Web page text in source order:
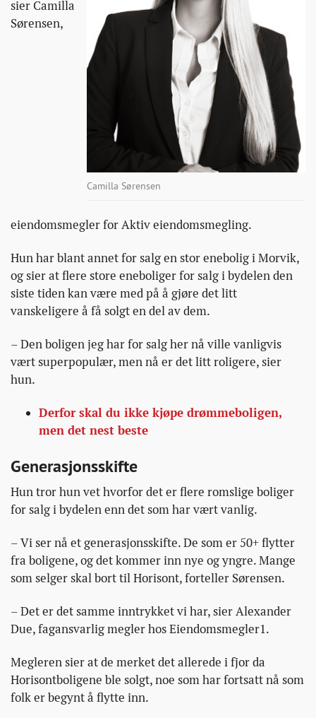
Camilla Sørensen
sier Camilla
Sørensen,
eiendomsmegler for Aktiv eiendomsmegling.
Hun har blant annet for salg en stor enebolig i Morvik,
og sier at flere store eneboliger for salg i bydelen den
siste tiden kan være med på å gjøre det litt
vanskeligere å få solgt en del av dem.
– Den boligen jeg har for salg her nå ville vanligvis
vært superpopulær, men nå er det litt roligere, sier
hun.
Derfor skal du ikke kjøpe drømmeboligen,
men det nest beste
Generasjonsskifte
Hun tror hun vet hvorfor det er flere romslige boliger
for salg i bydelen enn det som har vært vanlig.
– Vi ser nå et generasjonsskifte. De som er 50+ flytter
fra boligene, og det kommer inn nye og yngre. Mange
som selger skal bort til Horisont, forteller Sørensen.
– Det er det samme inntrykket vi har, sier Alexander
Due, fagansvarlig megler hos Eiendomsmegler1.
Megleren sier at de merket det allerede i fjor da
Horisontboligene ble solgt, noe som har fortsatt nå som
folk er begynt å flytte inn.